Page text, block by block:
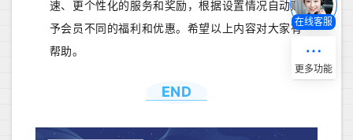
速、更个性化的服务和奖励，根据设置情况自动赋
予会员不同的福利和优惠。希望以上内容对大家有
帮助。
END
在线客服